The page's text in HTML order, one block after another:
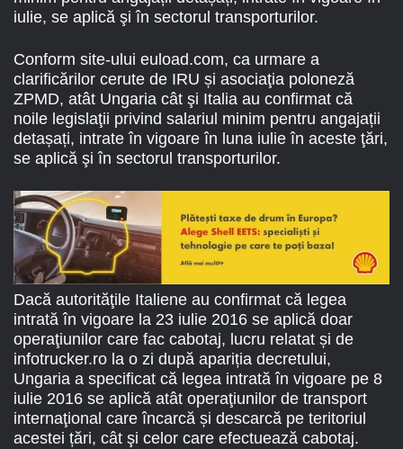
iulie, se aplică şi în sectorul transporturilor.
Conform site-ului euload.com, ca urmare a
clarificărilor cerute de IRU și asociaţia poloneză
ZPMD, atât Ungaria cât şi Italia au confirmat că
noile legislaţii privind salariul minim pentru angajații
detașați, intrate în vigoare în luna iulie în aceste ţări,
se aplică şi în sectorul transporturilor.
Dacă autorităţile Italiene au confirmat că legea
intrată în vigoare la 23 iulie 2016 se aplică doar
operaţiunilor care fac cabotaj, lucru relatat și de
infotrucker.ro la o zi după apariția decretului,
Ungaria a specificat că legea intrată în vigoare pe 8
iulie 2016 se aplică atât operaţiunilor de transport
internaţional care încarcă și descarcă pe teritoriul
acestei țări, cât şi celor care efectuează cabotaj.